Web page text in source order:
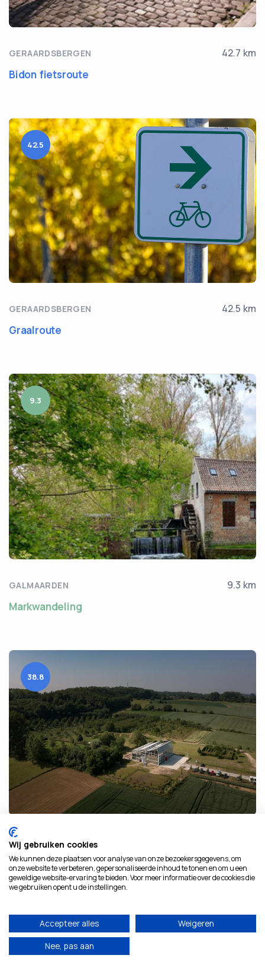
GERAARDSBERGEN 42.7 km
Bidon fietsroute
42.5
GERAARDSBERGEN 42.5 km
Graalroute
9.3
GALMAARDEN 9.3 km
Markwandeling
38.8
ROOSDAL
Pajotse panoramaroute
9.7
Wij gebruiken cookies
We kunnen deze plaatsen voor analyse van onze bezoekersgegevens, om
onze website te verbeteren, gepersonaliseerde inhoud te tonen en om u een
geweldige website-ervaring te bieden. Voor meer informatie over de cookies die
we gebruiken opent u de instellingen.
Accepteer alles
Weigeren
Nee, pas aan